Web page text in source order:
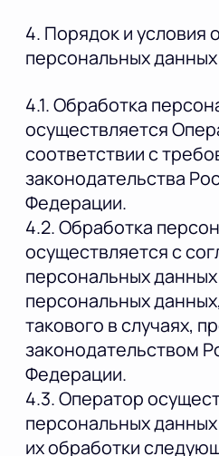
4. Порядок и условия
персональных данных
4.1. Обработка
осуществляется
соответствии с
законодательства
Федерации.
4.2. Обработка
осуществляется с
персональных
персональных
такового в случаях,
законодательством
Федерации.
4.3. Оператор
персональных
их обработки